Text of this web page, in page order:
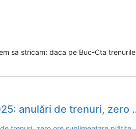
sa stricam: daca pe Buc-Cta
trenuri, zero ore suplimentare plătite